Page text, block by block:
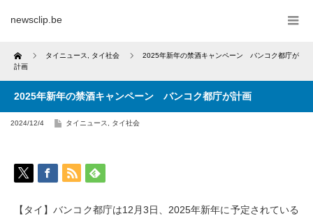
newsclip.be
Home タイニュース タイ社会
2025年新年の禁酒キャンペーン バンコク都庁が
計画
2025年新年の禁酒キャンペーン バンコク都庁が計画
2024/12/4 タイニュース タイ社会
【タイ】バンコク都庁は12月3日、2025年新年に予定されている